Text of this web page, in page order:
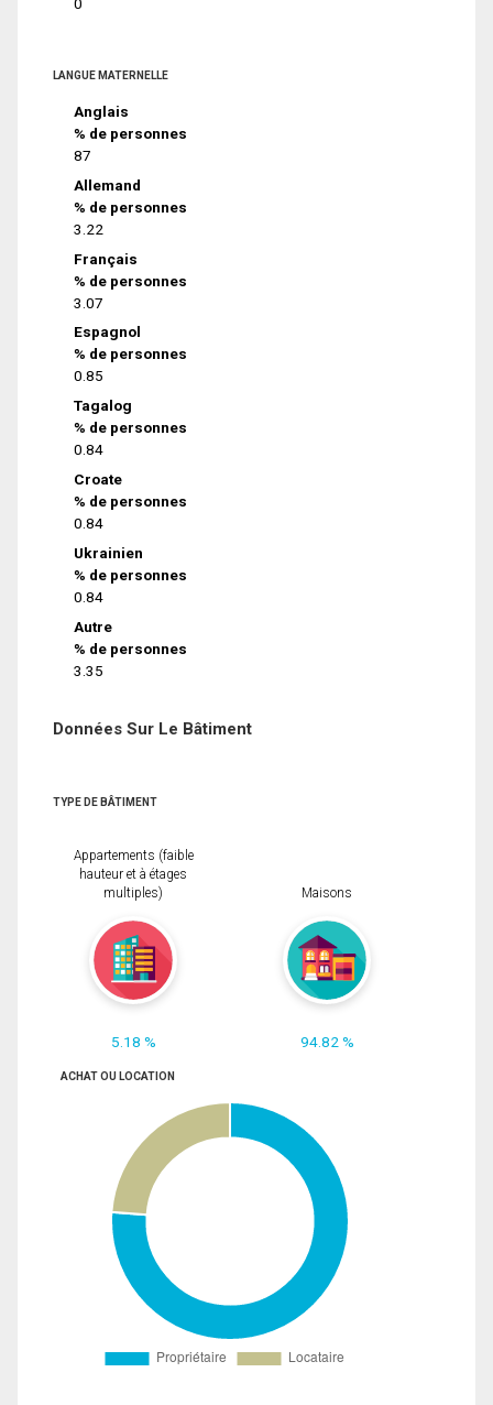
LANGUE MATERNELLE
Anglais
% de personnes
87
Allemand
% de personnes
3.22
Français
% de personnes
3.07
Espagnol
% de personnes
0.85
Tagalog
% de personnes
0.84
Croate
% de personnes
0.84
Ukrainien
% de personnes
0.84
Autre
% de personnes
3.35
Données Sur Le Bâtiment
TYPE DE BÂTIMENT
Appartements (faible
hauteur et à étages
multiples)
5.18 %
Maisons
94.82 %
ACHAT OU LOCATION